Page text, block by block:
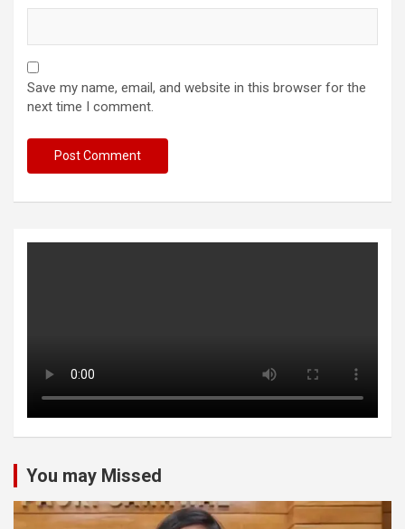
Save my name, email, and website in this browser for the
next time I comment.
You may Missed